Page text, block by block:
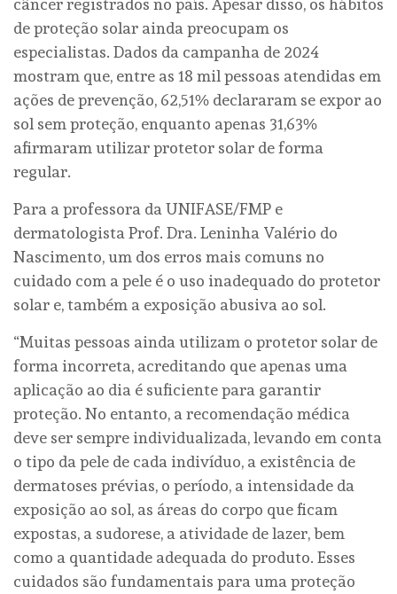
câncer registrados no país. Apesar disso, os hábitos
de proteção solar ainda preocupam os
especialistas. Dados da campanha de 2024
mostram que, entre as 18 mil pessoas atendidas em
ações de prevenção, 62,51% declararam se expor ao
sol sem proteção, enquanto apenas 31,63%
afirmaram utilizar protetor solar de forma
regular.
Para a professora da UNIFASE/FMP e
dermatologista Prof. Dra. Leninha Valério do
Nascimento, um dos erros mais comuns no
cuidado com a pele é o uso inadequado do protetor
solar e, também a exposição abusiva ao sol.
“Muitas pessoas ainda utilizam o protetor solar de
forma incorreta, acreditando que apenas uma
aplicação ao dia é suficiente para garantir
proteção. No entanto, a recomendação médica
deve ser sempre individualizada, levando em conta
o tipo da pele de cada indivíduo, a existência de
dermatoses prévias, o período, a intensidade da
exposição ao sol, as áreas do corpo que ficam
expostas, a sudorese, a atividade de lazer, bem
como a quantidade adequada do produto. Esses
cuidados são fundamentais para uma proteção